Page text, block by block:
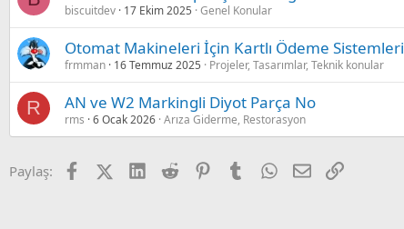
biscuitdev 17 Ekim 2025 Genel Konular
Otomat Makineleri İçin Kartlı Ödeme Sistemleri
frmman 16 Temmuz 2025 Projeler, Tasarımlar, Teknik konular
R AN ve W2 Markingli Diyot Parça No
rms 6 Ocak 2026 Arıza Giderme, Restorasyon
Paylaş: FacebookX (Twitter)
LinkedInReddit PinterestTumblrWhatsApp
E-postaLink